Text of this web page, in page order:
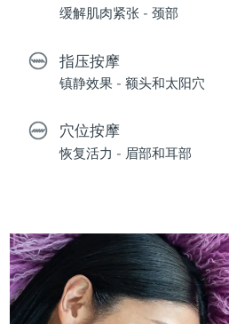
缓解肌肉紧张 - 颈部
指压按摩
镇静效果 - 额头和太阳穴
穴位按摩
恢复活力 - 眉部和耳部